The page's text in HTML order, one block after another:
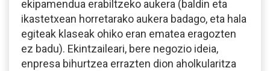
ekipamendua erabiltzeko aukera (baldin eta
ikastetxean horretarako aukera badago, eta hala
egiteak klaseak ohiko eran ematea eragozten
ez badu). Ekintzaileari, bere negozio ideia,
enpresa bihurtzea errazten dion aholkularitza